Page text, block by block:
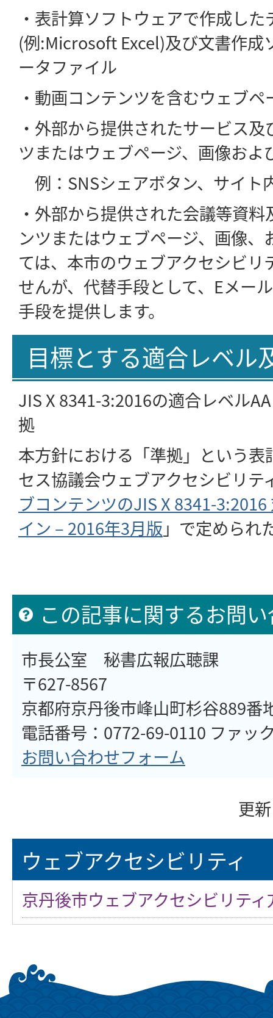
・表計算ソフトウェアで作成し
(例:Microsoft Excel)及び文書作成
ータファイル
・動画コンテンツを含むウェブペ
・外部から提供されたサービス
ツまたはウェブページ、画像およ
例：SNSシェアボタン、サイト
・外部から提供された会議等資
ンツまたはウェブページ、画像
ては、本市のウェブアクセシビリ
せんが、代替手段として、Eメー
手段を提供します。
目標とする適合レベル
JIS X 8341-3:2016の適合レベル
拠
本方針における「準拠」という表
セス協議会ウェブアクセシビリテ
ブコンテンツのJIS X 8341-
イン – 2016年3月版 」で定められ
この記事に関するお問
市長公室 秘書広報広聴課
〒627-8567
京都府京丹後市峰山町杉谷889番
電話番号：0772-69-0110 ファッ
お問い合わせフォーム
更
ウェブアクセシビリティ
京丹後市ウェブアクセシビリティ